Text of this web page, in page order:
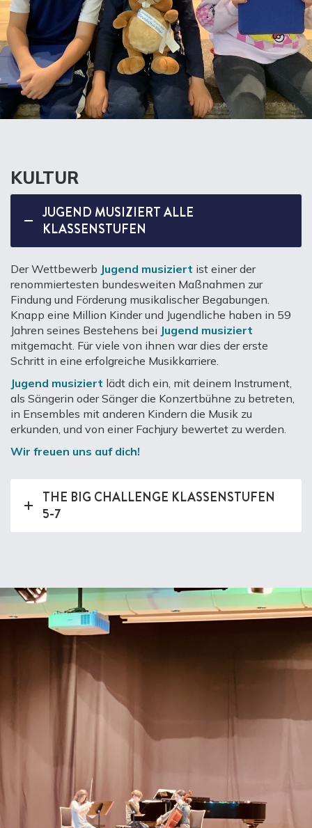
KULTUR
JUGEND MUSIZIERT ALLE
KLASSENSTUFEN
Der Wettbewerb Jugend musiziert ist einer der
renommiertesten bundesweiten Maßnahmen zur
Findung und Förderung musikalischer Begabungen.
Knapp eine Million Kinder und Jugendliche haben in 59
Jahren seines Bestehens bei Jugend musiziert
mitgemacht. Für viele von ihnen war dies der erste
Schritt in eine erfolgreiche Musikkarriere.
Jugend musiziert lädt dich ein, mit deinem Instrument,
als Sängerin oder Sänger die Konzertbühne zu betreten,
in Ensembles mit anderen Kindern die Musik zu
erkunden, und von einer Fachjury bewertet zu werden.
Wir freuen uns auf dich!
THE BIG CHALLENGE KLASSENSTUFEN
5-7